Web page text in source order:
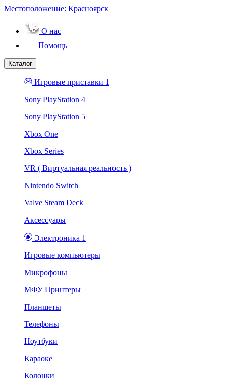
Местоположение: Красноярск
О нас
Помощь
Каталог
Игровые приставки 1
Sony PlayStation 4
Sony PlayStation 5
Xbox One
Xbox Series
VR ( Виртуальная реальность )
Nintendo Switch
Valve Steam Deck
Аксессуары
Электроника 1
Игровые компьютеры
Микрофоны
МФУ Принтеры
Планшеты
Телефоны
Ноутбуки
Караоке
Колонки